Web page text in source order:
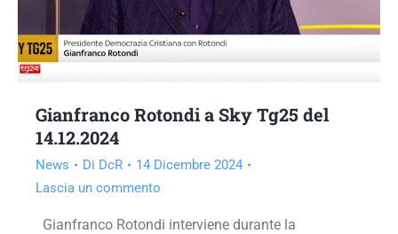
Gianfranco Rotondi a Sky Tg25 del
14.12.2024
News Di DcR
14 Dicembre 2024
Lascia un commento
Gianfranco Rotondi interviene durante la